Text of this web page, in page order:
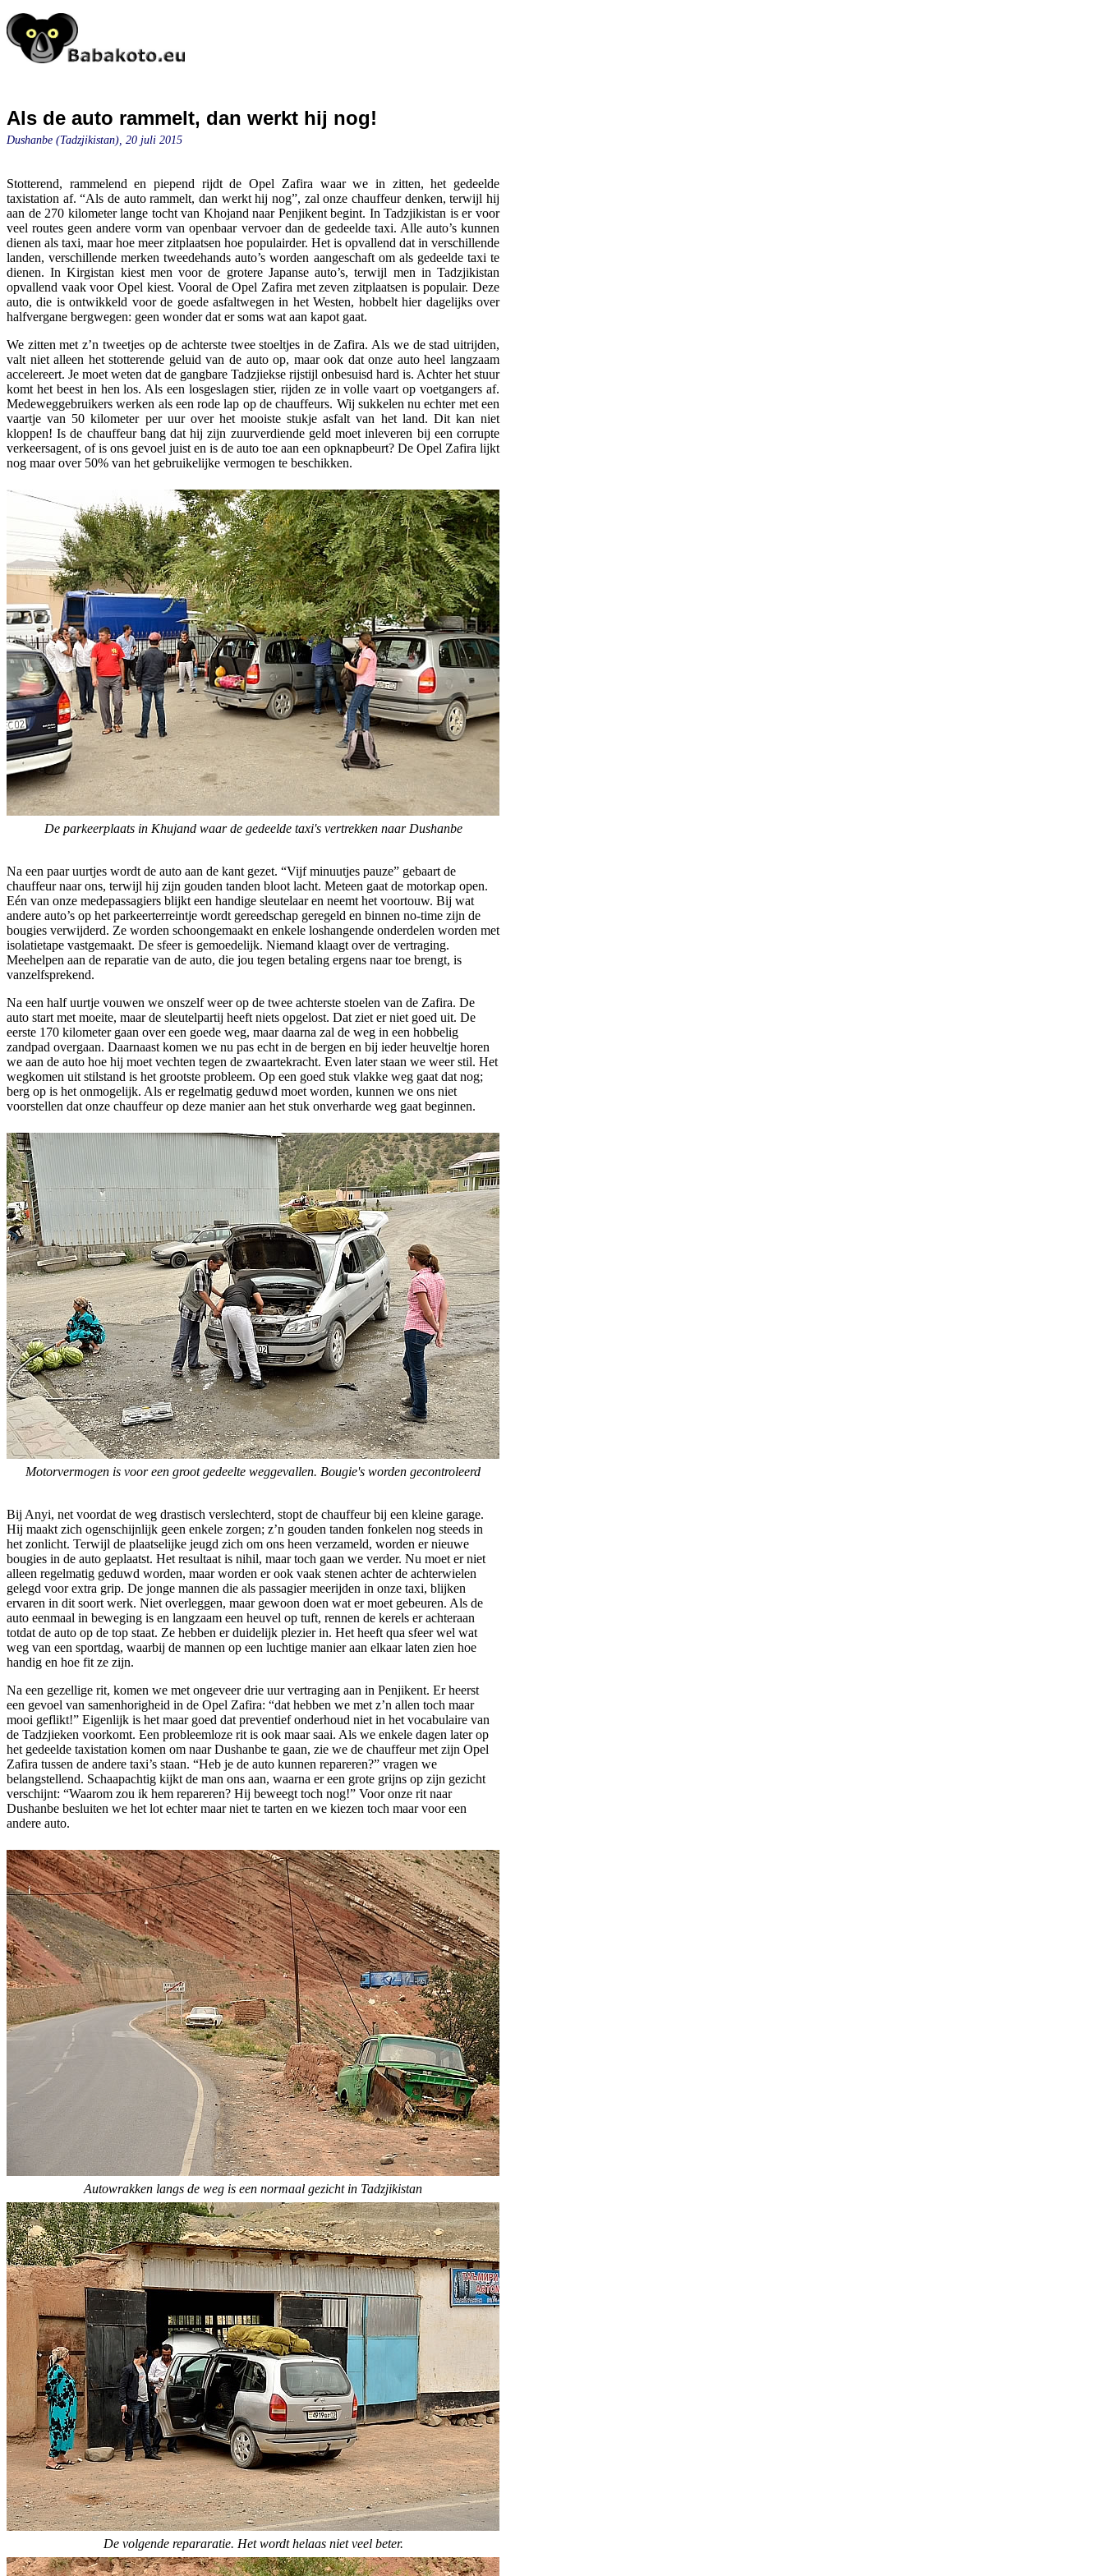
Als de auto rammelt, dan werkt hij nog!
Dushanbe (Tadzjikistan), 20 juli 2015
Stotterend, rammelend en piepend rijdt de Opel Zafira waar we in zitten, het gedeelde
taxistation af. “Als de auto rammelt, dan werkt hij nog”, zal onze chauffeur denken, terwijl hij
aan de 270 kilometer lange tocht van Khojand naar Penjikent begint. In Tadzjikistan is er voor
veel routes geen andere vorm van openbaar vervoer dan de gedeelde taxi. Alle auto’s kunnen
dienen als taxi, maar hoe meer zitplaatsen hoe populairder. Het is opvallend dat in verschillende
landen, verschillende merken tweedehands auto’s worden aangeschaft om als gedeelde taxi te
dienen. In Kirgistan kiest men voor de grotere Japanse auto’s, terwijl men in Tadzjikistan
opvallend vaak voor Opel kiest. Vooral de Opel Zafira met zeven zitplaatsen is populair. Deze
auto, die is ontwikkeld voor de goede asfaltwegen in het Westen, hobbelt hier dagelijks over
halfvergane bergwegen: geen wonder dat er soms wat aan kapot gaat.
We zitten met z’n tweetjes op de achterste twee stoeltjes in de Zafira. Als we de stad uitrijden,
valt niet alleen het stotterende geluid van de auto op, maar ook dat onze auto heel langzaam
accelereert. Je moet weten dat de gangbare Tadzjiekse rijstijl onbesuisd hard is. Achter het stuur
komt het beest in hen los. Als een losgeslagen stier, rijden ze in volle vaart op voetgangers af.
Medeweggebruikers werken als een rode lap op de chauffeurs. Wij sukkelen nu echter met een
vaartje van 50 kilometer per uur over het mooiste stukje asfalt van het land. Dit kan niet
kloppen! Is de chauffeur bang dat hij zijn zuurverdiende geld moet inleveren bij een corrupte
verkeersagent, of is ons gevoel juist en is de auto toe aan een opknapbeurt? De Opel Zafira lijkt
nog maar over 50% van het gebruikelijke vermogen te beschikken.
De parkeerplaats in Khujand waar de gedeelde taxi's vertrekken naar Dushanbe
Na een paar uurtjes wordt de auto aan de kant gezet. “Vijf minuutjes pauze” gebaart de
chauffeur naar ons, terwijl hij zijn gouden tanden bloot lacht. Meteen gaat de motorkap open.
Eén van onze medepassagiers blijkt een handige sleutelaar en neemt het voortouw. Bij wat
andere auto’s op het parkeerterreintje wordt gereedschap geregeld en binnen no-time zijn de
bougies verwijderd. Ze worden schoongemaakt en enkele loshangende onderdelen worden met
isolatietape vastgemaakt. De sfeer is gemoedelijk. Niemand klaagt over de vertraging.
Meehelpen aan de reparatie van de auto, die jou tegen betaling ergens naar toe brengt, is
vanzelfsprekend.
Na een half uurtje vouwen we onszelf weer op de twee achterste stoelen van de Zafira. De
auto start met moeite, maar de sleutelpartij heeft niets opgelost. Dat ziet er niet goed uit. De
eerste 170 kilometer gaan over een goede weg, maar daarna zal de weg in een hobbelig
zandpad overgaan. Daarnaast komen we nu pas echt in de bergen en bij ieder heuveltje horen
we aan de auto hoe hij moet vechten tegen de zwaartekracht. Even later staan we weer stil. Het
wegkomen uit stilstand is het grootste probleem. Op een goed stuk vlakke weg gaat dat nog;
berg op is het onmogelijk. Als er regelmatig geduwd moet worden, kunnen we ons niet
voorstellen dat onze chauffeur op deze manier aan het stuk onverharde weg gaat beginnen.
Motorvermogen is voor een groot gedeelte weggevallen. Bougie's worden gecontroleerd
Bij Anyi, net voordat de weg drastisch verslechterd, stopt de chauffeur bij een kleine garage.
Hij maakt zich ogenschijnlijk geen enkele zorgen; z’n gouden tanden fonkelen nog steeds in
het zonlicht. Terwijl de plaatselijke jeugd zich om ons heen verzameld, worden er nieuwe
bougies in de auto geplaatst. Het resultaat is nihil, maar toch gaan we verder. Nu moet er niet
alleen regelmatig geduwd worden, maar worden er ook vaak stenen achter de achterwielen
gelegd voor extra grip. De jonge mannen die als passagier meerijden in onze taxi, blijken
ervaren in dit soort werk. Niet overleggen, maar gewoon doen wat er moet gebeuren. Als de
auto eenmaal in beweging is en langzaam een heuvel op tuft, rennen de kerels er achteraan
totdat de auto op de top staat. Ze hebben er duidelijk plezier in. Het heeft qua sfeer wel wat
weg van een sportdag, waarbij de mannen op een luchtige manier aan elkaar laten zien hoe
handig en hoe fit ze zijn.
Na een gezellige rit, komen we met ongeveer drie uur vertraging aan in Penjikent. Er heerst
een gevoel van samenhorigheid in de Opel Zafira: “dat hebben we met z’n allen toch maar
mooi geflikt!” Eigenlijk is het maar goed dat preventief onderhoud niet in het vocabulaire van
de Tadzjieken voorkomt. Een probleemloze rit is ook maar saai. Als we enkele dagen later op
het gedeelde taxistation komen om naar Dushanbe te gaan, zie we de chauffeur met zijn Opel
Zafira tussen de andere taxi’s staan. “Heb je de auto kunnen repareren?” vragen we
belangstellend. Schaapachtig kijkt de man ons aan, waarna er een grote grijns op zijn gezicht
verschijnt: “Waarom zou ik hem repareren? Hij beweegt toch nog!” Voor onze rit naar
Dushanbe besluiten we het lot echter maar niet te tarten en we kiezen toch maar voor een
andere auto.
Autowrakken langs de weg is een normaal gezicht in Tadzjikistan
De volgende repararatie. Het wordt helaas niet veel beter.